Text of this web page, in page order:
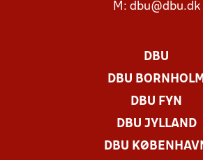
M: dbu@dbu.dk
DBU
DBU BORNHOLM
DBU FYN
DBU JYLLAND
DBU